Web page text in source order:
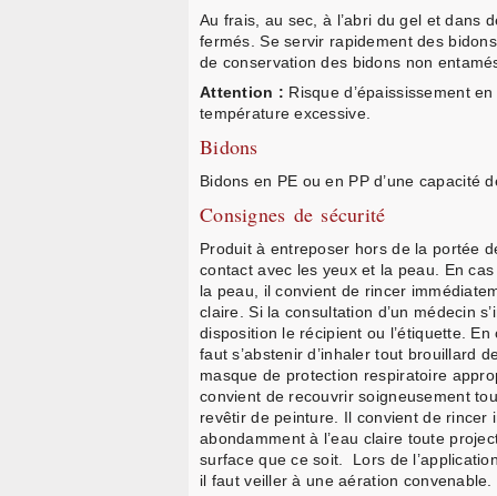
Au frais, au sec, à l’abri du gel et dans
fermés. Se servir rapidement des
de conservation des bidons non
Attention : Risque d’épaississement
température excessive.
Bidons
Bidons en PE ou en PP d’une capacité
Consignes de sécurité
Produit à entreposer hors de la portée
contact avec les yeux et la peau. En
la peau, il convient de rincer
claire. Si la consultation d’un médecin
disposition le récipient ou l’étiquette.
faut s’abstenir d’inhaler tout brouillard
masque de protection respiratoire
convient de recouvrir soigneusement
revêtir de peinture. Il convient de rincer
abondamment à l’eau claire toute
surface que ce soit. Lors de
il faut veiller à une aération